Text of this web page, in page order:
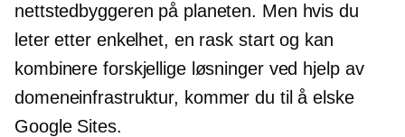
nettstedbyggeren på planeten. Men hvis du
leter etter enkelhet, en rask start og kan
kombinere forskjellige løsninger ved hjelp av
domeneinfrastruktur, kommer du til å elske
Google Sites.